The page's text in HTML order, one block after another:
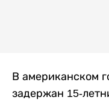
В американском
задержан 15-